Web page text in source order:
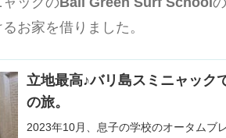
お家を借りました。
立地最高♪バリ島スミニャック
の旅。
2023年10月、息子の学校のオータムブ